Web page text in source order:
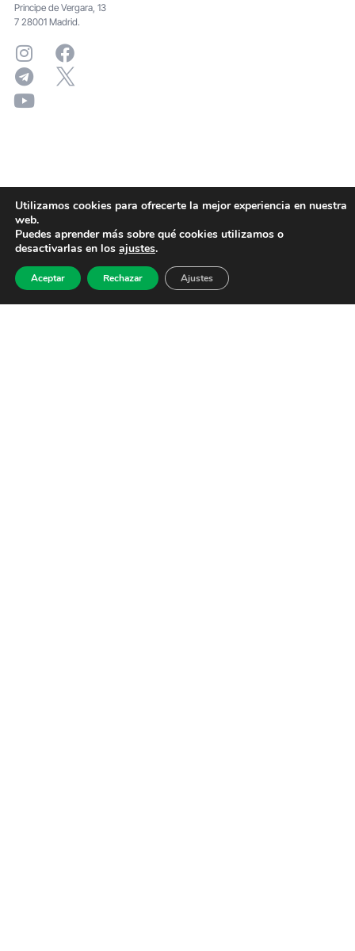
Principe de Vergara, 13
7 28001 Madrid.
Utilizamos cookies para ofrecerte la mejor experiencia en nuestra
web.
Puedes aprender más sobre qué cookies utilizamos o
desactivarlas en los ajustes.
Aceptar Rechazar Ajustes